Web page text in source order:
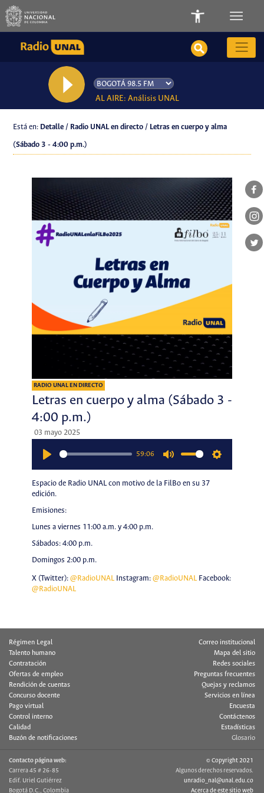
AL AIRE: Análisis UNAL
Está en: Detalle / Radio UNAL en directo / Letras en cuerpo y alma
(Sábado 3 - 4:00 p.m.)
RADIO UNAL EN DIRECTO
Letras en cuerpo y alma (Sábado 3 -
4:00 p.m.)
03 mayo 2025
59:06
Espacio de Radio UNAL con motivo de la FilBo en su 37
edición.
Emisiones:
Lunes a viernes 11:00 a.m. y 4:00 p.m.
Sábados: 4:00 p.m.
Domingos 2:00 p.m.
X (Twitter): @RadioUNALInstagram: @RadioUNALFacebook:
@RadioUNAL
Régimen Legal
Talento humano
Contratación
Ofertas de empleo
Rendición de cuentas
Concurso docente
Pago virtual
Control interno
Calidad
Buzón de notificaciones
Correo institucional
Mapa del sitio
Redes sociales
Preguntas frecuentes
Quejas y reclamos
Servicios en línea
Encuesta
Contáctenos
Estadísticas
Glosario
Contacto página web:
Carrera 45 # 26-85
Edif. Uriel Gutiérrez
Bogotá D.C., Colombia
© Copyright 2021
Algunos derechos reservados.
unradio_nal@unal.edu.co
Acerca de este sitio web